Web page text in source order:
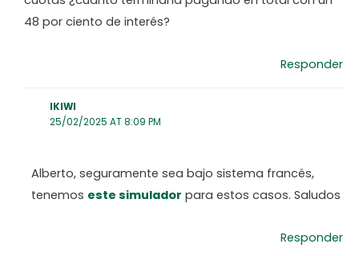
48 por ciento de interés?
Responder
IKIWI
25/02/2025 AT 8:09 PM
Alberto, seguramente sea bajo sistema francés,
tenemos este simulador para estos casos. Saludos
Responder